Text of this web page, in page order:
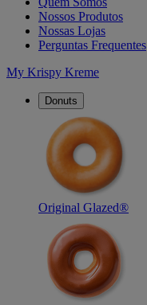
Nossos Produtos
Nossas Lojas
Perguntas Frequentes
My Krispy Kreme
Donuts
Original Glazed®